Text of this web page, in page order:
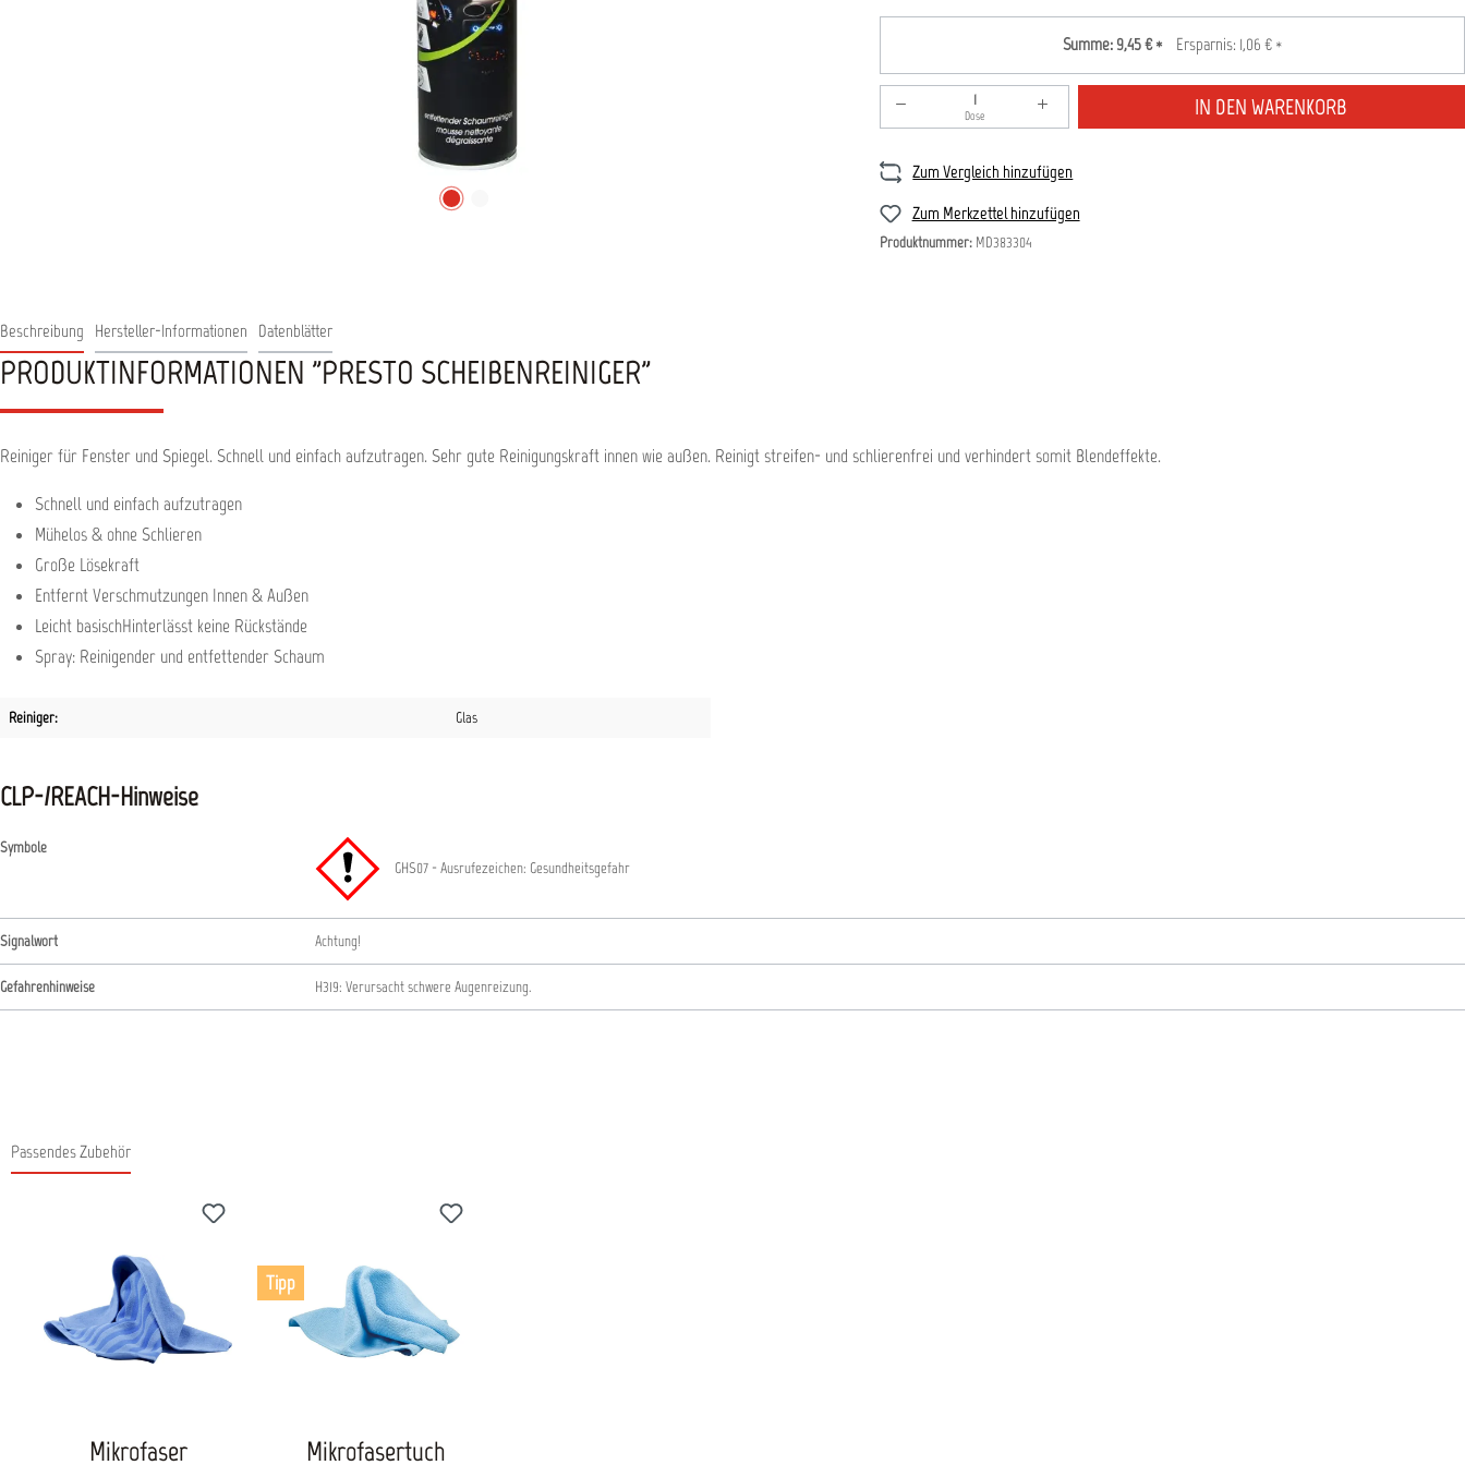
Summe: 9,45 €* Ersparnis: 1,06 € *
Produkt Anzahl: Gib den gewünschten Wert ein oder benutze
Dose IN DEN WARENKORB
Zum Vergleich hinzufügen
Zum Merkzettel hinzufügen
Produktnummer: MD383304
Beschreibung Hersteller-Informationen Datenblätter
PRODUKTINFORMATIONEN "PRESTO SCHEIBENREINIGER"
Reiniger für Fenster und Spiegel. Schnell und einfach aufzutragen. Sehr gute Reinigungskraft innen wie außen. Reinigt streifen- und schlierenfrei und verhindert somit Blendeffekte.
Schnell und einfach aufzutragen
Mühelos & ohne Schlieren
Große Lösekraft
Entfernt Verschmutzungen Innen & Außen
Leicht basischHinterlässt keine Rückstände
Spray: Reinigender und entfettender Schaum
Reiniger: Glas
CLP-/REACH-Hinweise
Symbole
GHS07 - Ausrufezeichen: Gesundheitsgefahr
Signalwort Achtung!
Gefahrenhinweise H319: Verursacht schwere Augenreizung.
Passendes Zubehör
Mikrofaser
Tipp
Mikrofasertuch